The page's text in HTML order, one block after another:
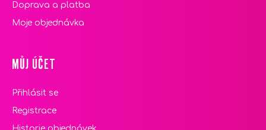
Doprava a platba
Moje objednávka
MŮJ ÚČET
Přihlásit se
Registrace